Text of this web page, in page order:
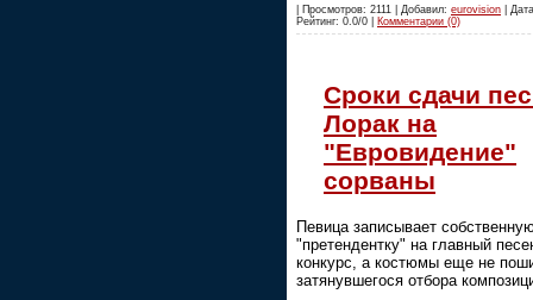
| Просмотров: 2111 | Добавил: eurovision |
Рейтинг: 0.0/0 | Комментарии (0)
Сроки сдачи
Лорак на
"Евровидение"
сорваны
Певица записывает
"претендентку" на главный
конкурс, а костюмы еще не
затянувшегося отбора